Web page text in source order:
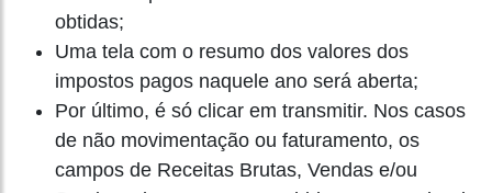
obtidas;
Uma tela com o resumo dos valores dos
impostos pagos naquele ano será aberta;
Por último, é só clicar em transmitir. Nos casos
de não movimentação ou faturamento, os
campos de Receitas Brutas, Vendas e/ou